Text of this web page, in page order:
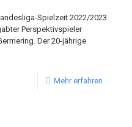
Spielzeit 2022/2023
Perspektivspieler
Der 20-jährige
Mehr erfahren